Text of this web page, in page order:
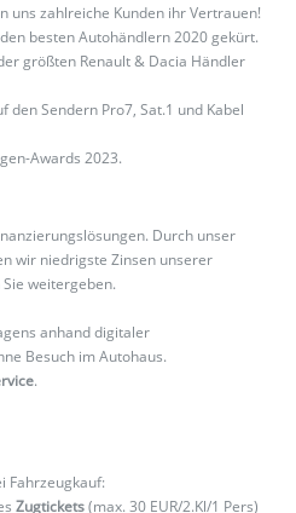
uns zahlreiche Kunden ihr Vertrauen!
besten Autohändlern 2020 gekürt.
größten Renault & Dacia Händler
den Sendern Pro7, Sat.1 und Kabel
Awards 2023.
Durch unser
wir niedrigste Zinsen unserer
weitergeben.
anhand digitaler
Besuch im Autohaus.
.
Fahrzeugkauf:
Zugtickets(max. 30 EUR/2.Kl/1 Pers)